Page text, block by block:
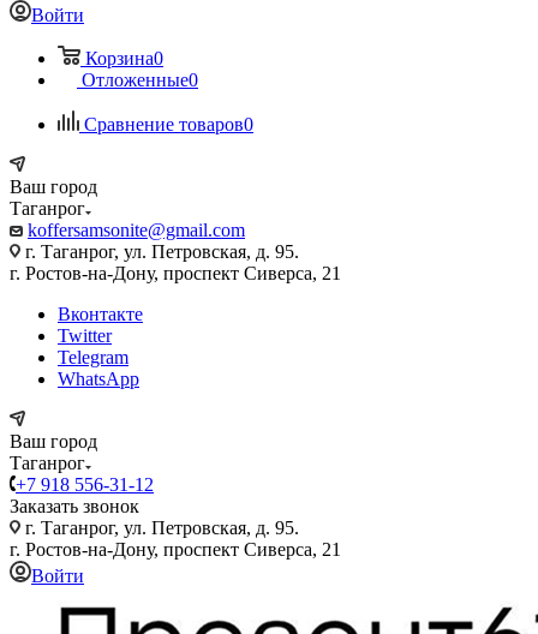
Войти
Корзина0
Отложенные0
Сравнение товаров0
Ваш город
Таганрог
koffersamsonite@gmail.com
г. Таганрог, ул. Петровская, д. 95.
г. Ростов-на-Дону, проспект Сиверса, 21
Вконтакте
Twitter
Telegram
WhatsApp
Ваш город
Таганрог
+7 918 556-31-12
Заказать звонок
г. Таганрог, ул. Петровская, д. 95.
г. Ростов-на-Дону, проспект Сиверса, 21
Войти